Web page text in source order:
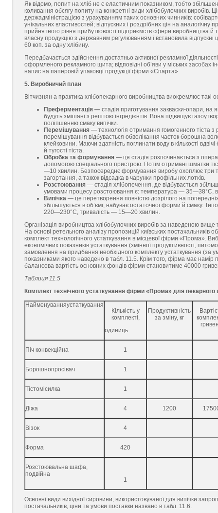
Як відомо, попит на хліб не є еластичним показником, тобто
коливання обсягу попиту на конкретні види хлібобулочних виробів.
держадміністрацією з урахуванням таких основних чинників:
унікальних властивостей; відпускних і роздрібних цін на
прийнятного рівня прибутковості підприємств сфери виробництва
власну продукцію з державним регулюванням і встановила
60 коп. за одну хлібину.
Передбачається здійснення достатньо активної рекламної
оформленого рекламного щита; відповідні об’яви у міських засобах
напис на паперовій упаковці продукції фірми «Спарта».
5. Виробничий план
Вітчизнян а практика хлібопекарного виробництва виокремлює такі
Преферментація — стадія приготування закваски-опари,
будуть змішані з рештою інгредієнтів. Вона підвищує
поліпшенню смаку випічки.
Перемішування — технологія отримання гомогенного тіста з
перемішування відбувається обволікання часток борошна
клейковини. Маючи здатність поглинати воду в кількості
й тугості тіста.
Обробка та формування — ця стадія розпочинається з
допомогою спеціального пристрою. Потім отримані шматки
—10 хвилин. Безпосереднє формування виробу охоплює три
загортання, а також відсадка в чарунки профільних лотків.
Розстоювання — стадія хлібопечення, де відбувається
умовами процесу розстоювання є: температура — 35—38°С,
Випічка — це перетворення повністю дозрілого на попередніх
збільшується в об’ємі, набуває остаточної форми й смаку.
220—230°С, тривалість — 15—20 хвилин.
Організація виробництва хлібобулочних виробів за наведеною
На основі ретельного аналізу пропозицій київських
комплект технологічного устаткування в місцевої фірми «Прома».
економічних показників устаткування (змінної продуктивності,
замовлення на придбання необхідного комплекту устаткування (за
показниками якого наведено в табл. 11.5. Крім того, фірма має
балансова вартість основних фондів фірми становитиме 40000
Таблиця 11.5
Комплект технічного устаткування фірми «Прома» для
Найменуванняустаткування
Кількість у
комплекті,
одиниць
Продуктивність
за зміну, кг
Піч конвекційна 1
Борошнопросівач 1
Тістомісилка 1
Діжа 4 1200
Візок 4
Форма 420
Розстоювальна шафа,
подвійна
1
Основні види вихідної сировини, використовуваної для випічки
постачальників, ціни та умови поставки названо в табл. 11.6.